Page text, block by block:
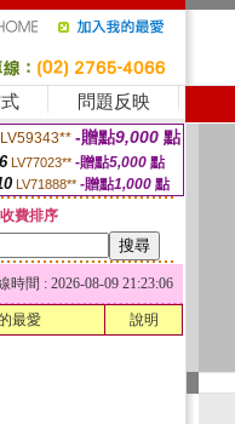
問題反映
LV59343** -贈點9,000 點
LV77023** -贈點5,000點
LV71888** -贈點1,000 點
費排序
時間 : 2026-08-09 21:23:06
最愛 說明